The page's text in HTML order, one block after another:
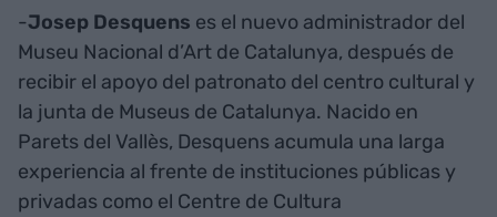
-Josep Desquens es el nuevo administrador del
Museu Nacional d’Art de Catalunya, después de
recibir el apoyo del patronato del centro cultural y
la junta de Museus de Catalunya. Nacido en
Parets del Vallès, Desquens acumula una larga
experiencia al frente de instituciones públicas y
privadas como el Centre de Cultura